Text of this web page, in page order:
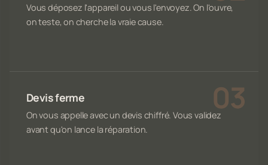
Vous déposez l'appareil ou vous l'envoyez. On l'ouvre,
on teste, on cherche la vraie cause.
Devis ferme
On vous appelle avec un devis chiffré. Vous validez
avant qu'on lance la réparation.